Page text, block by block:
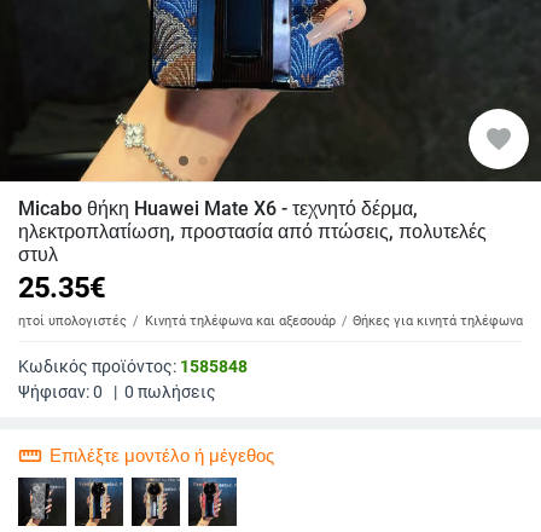
favorite
Micabo θήκη Huawei Mate X6 - τεχνητό δέρμα,
ηλεκτροπλατίωση, προστασία από πτώσεις, πολυτελές
στυλ
25.35€
υπολογιστές Κινητά τηλέφωνα και αξεσουάρ Θήκες για κινητά τηλέφωνα
Κωδικός προϊόντος: 1585848
Ψήφισαν:0 | 0 πωλήσεις
straighten Επιλέξτε μοντέλο ή μέγεθος